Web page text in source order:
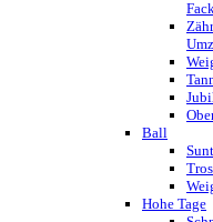
Ball
Hohe Tage